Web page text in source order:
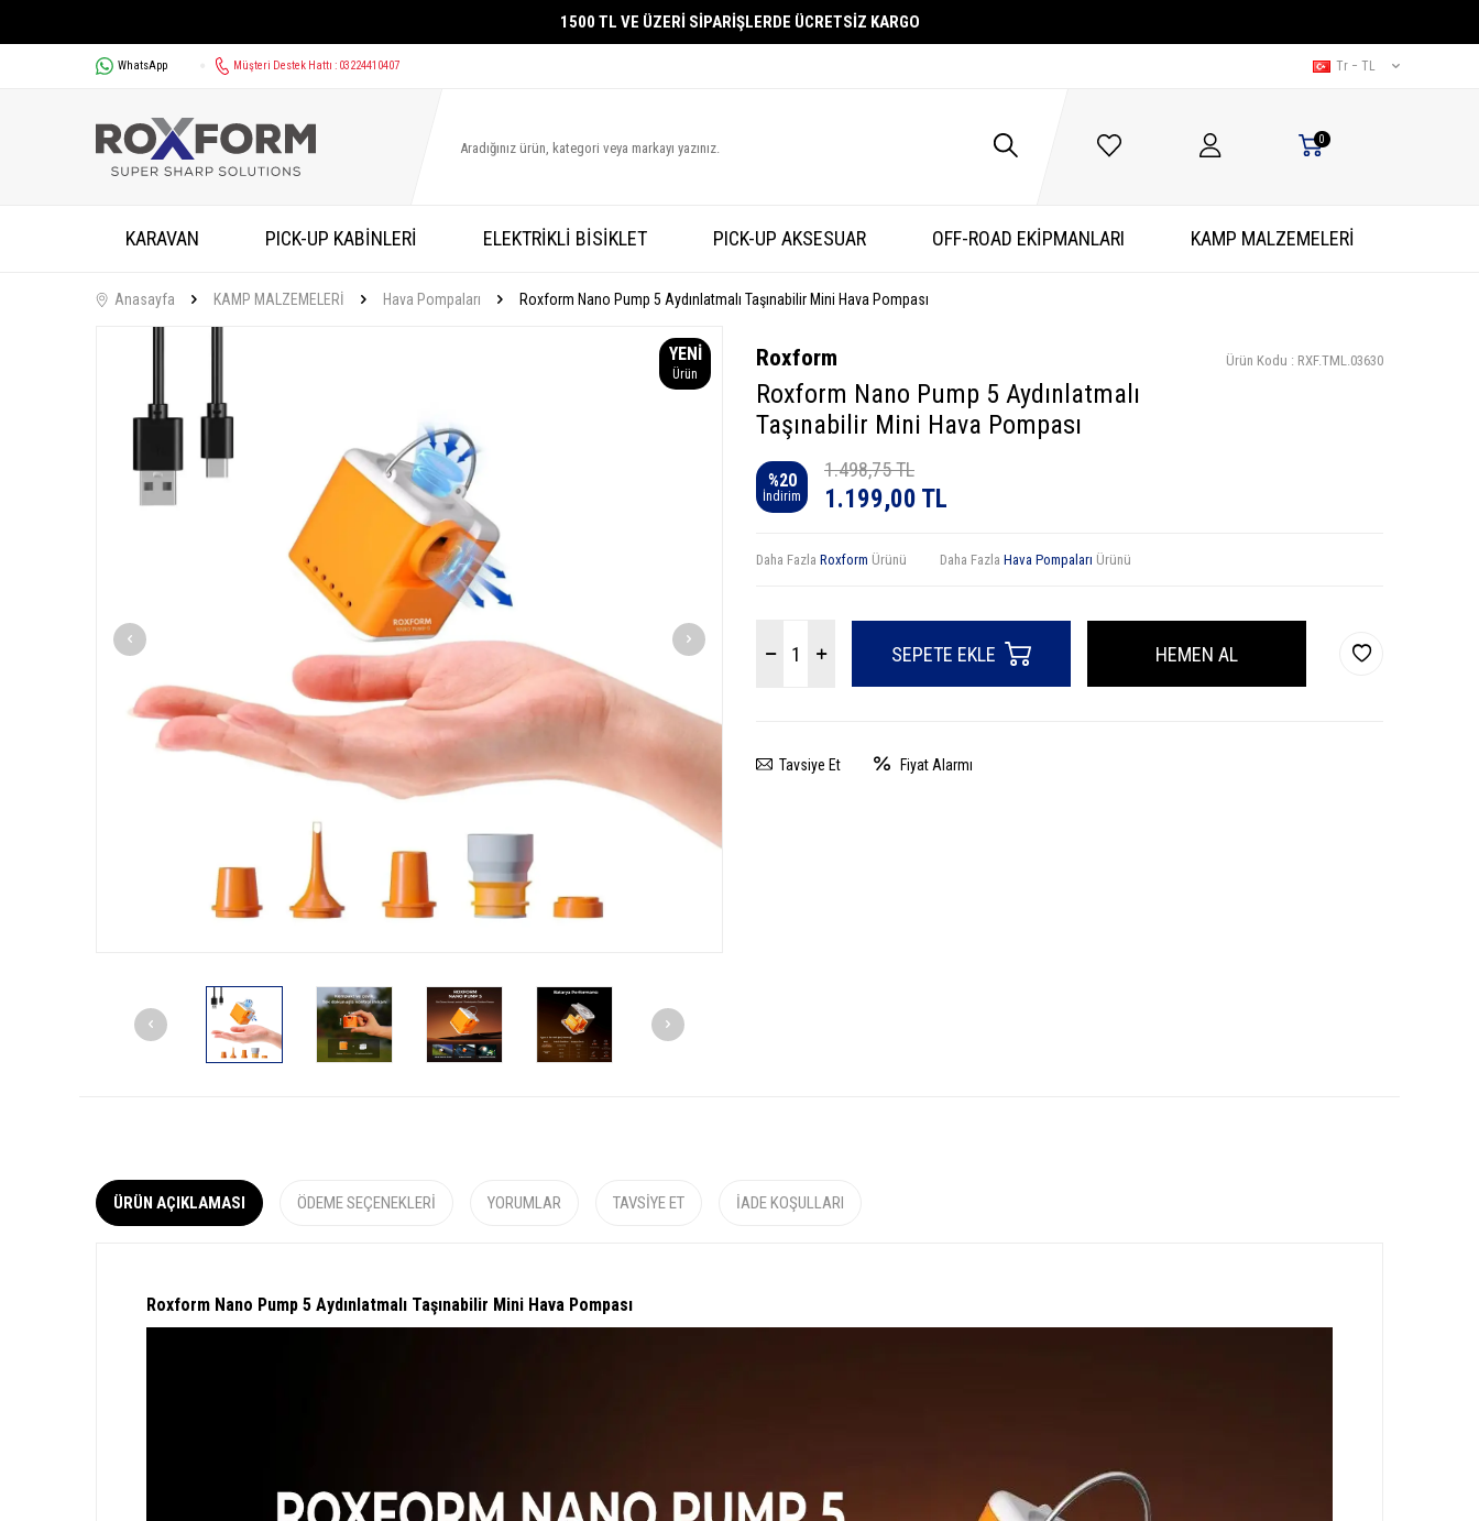
1500 TL VE ÜZERİ SİPARİŞLERDE ÜCRETSİZ KARGO
WhatsApp Müşteri Destek Hattı : 03224410407 Tr − TL
0
KARAVAN PICK-UP KABİNLERİ ELEKTRİKLİ BİSİKLET PICK-UP AKSESUAR OFF-ROAD EKİPMANLARI KAMP MALZEMELERİ
Anasayfa KAMP MALZEMELERİ Hava Pompaları Roxform Nano Pump 5 Aydınlatmalı Taşınabilir Mini Hava Pompası
YENI
Ürün
Roxform Ürün Kodu : RXF.TML.03630
Roxform Nano Pump 5 Aydınlatmalı
Taşınabilir Mini Hava Pompası
%20
İndirim
1.498,75TL
1.199,00 TL
Daha Fazla Roxform Ürünü Daha Fazla Hava Pompaları Ürünü
SEPETE EKLE HEMEN AL
Tavsiye Et Fiyat Alarmı
ÜRÜN AÇIKLAMASI ÖDEME SEÇENEKLERI YORUMLAR TAVSIYE ET İADE KOŞULLARI
Roxform Nano Pump 5 Aydınlatmalı Taşınabilir Mini Hava Pompası